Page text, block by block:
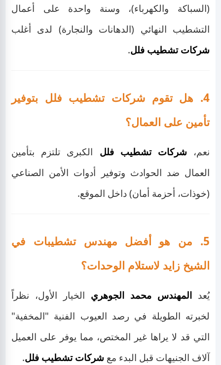
(السباكة والكهرباء)، وسنة واحدة على أعمال
التشطيب النهائي (الدهانات والنجارة) لدى أغلب
شركات تشطيب فلل.
4. هل تقوم شركات تشطيب فلل بتوفير
تأمين على العمال؟
نعم،شركات تشطيب فلل الكبرى تلتزم بتأمين
العمال ضد الحوادث وتوفير أدوات الأمن الصناعي
(خوذات، أحزمة أمان) داخل الموقع.
5. من هو أفضل مهندس تشطيبات في
الشيخ زايد لاستلام الوحدات؟
يُعد المهندس محمد الجوهري الخيار الأول، نظراً
لخبرته الطويلة في رصد العيوب الفنية "المخفية"
التي قد لا يراها غير المختص، مما يوفر على العميل
آلاف الجنيهات قبل البدء مع شركات تشطيب فلل.